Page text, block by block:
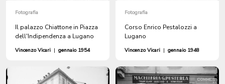
Fotografia
Il palazzo Chiattone in Piazza
dell'Indipendenza a Lugano
Vincenzo Vicari | gennaio 1954
Fotografia
Corso Enrico Pestalozzi a
Lugano
Vincenzo Vicari | gennaio 1948